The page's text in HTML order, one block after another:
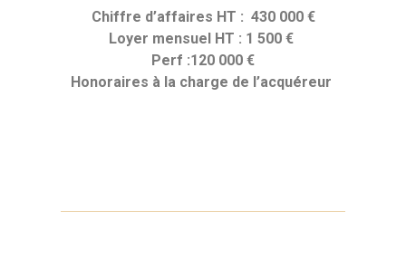
Chiffre d’affaires HT : 430 000 €
Loyer mensuel HT : 1 500 €
Perf :120 000 €
Honoraires à la charge de l’acquéreur